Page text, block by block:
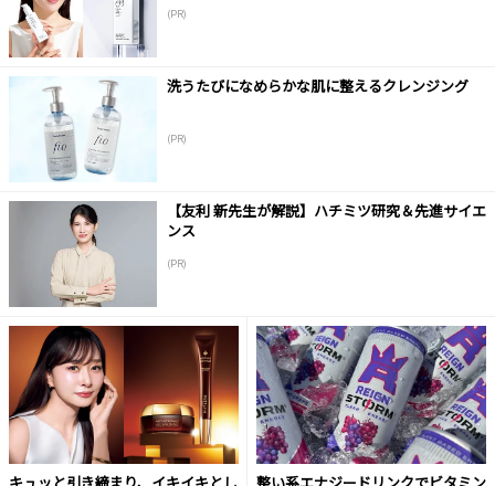
(PR)
洗うたびになめらかな肌に整えるクレンジング
(PR)
【友利 新先生が解説】ハチミツ研究＆先進サイエ
ンス
(PR)